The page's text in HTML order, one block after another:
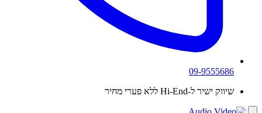
09-9555686
שיווק ישיר ל-Hi-End ללא פערי מחיר